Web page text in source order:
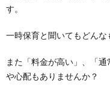
す。
一時保育と聞いてもどんな
また「料金が高い」、「
や心配もありませんか？